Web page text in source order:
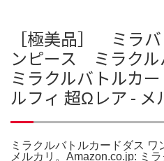
［極美品］ ミ
ンピース ミラクル
ミラクルバトルカ
ルフィ 超Ωレア - メ
ミラクルバトルカードダス
メルカリ。Amazon.co.jp: ミ